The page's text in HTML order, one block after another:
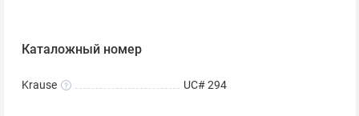
Каталожный номер
Krause UC# 294